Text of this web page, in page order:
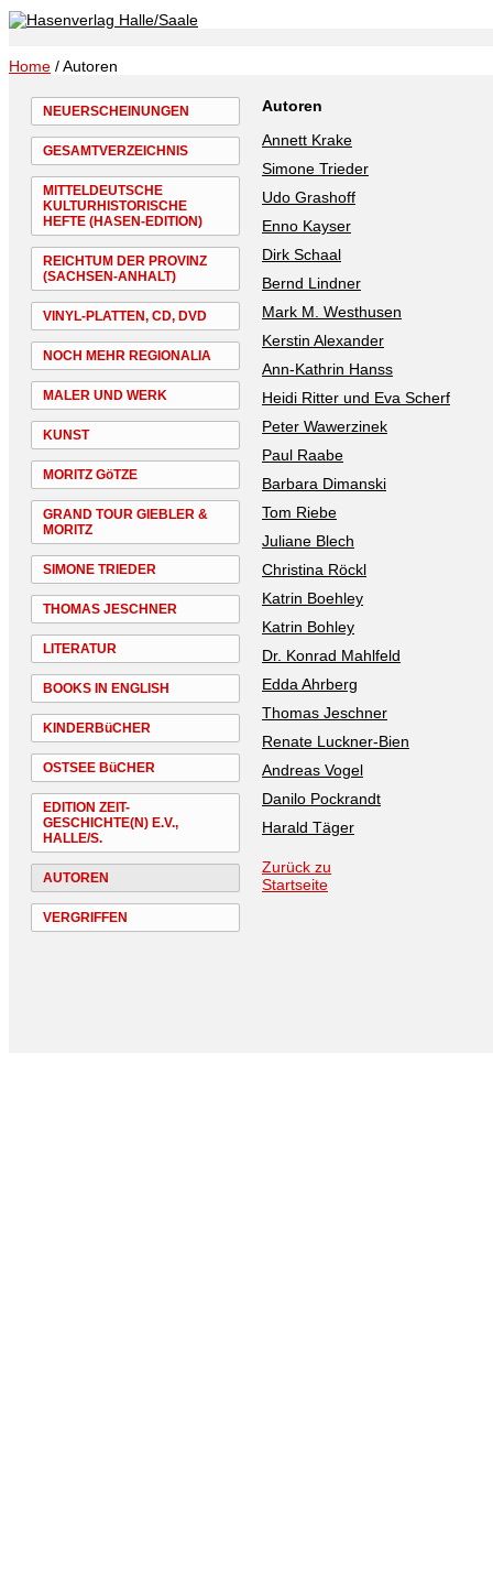
Home / Autoren
NEUERSCHEINUNGEN
GESAMTVERZEICHNIS
MITTELDEUTSCHE
KULTURHISTORISCHE
HEFTE (HASEN-EDITION)
REICHTUM DER PROVINZ
(SACHSEN-ANHALT)
VINYL-PLATTEN, CD, DVD
NOCH MEHR REGIONALIA
MALER UND WERK
KUNST
MORITZ GöTZE
GRAND TOUR GIEBLER &
MORITZ
SIMONE TRIEDER
THOMAS JESCHNER
LITERATUR
BOOKS IN ENGLISH
KINDERBüCHER
OSTSEE BüCHER
EDITION ZEIT-
GESCHICHTE(N) E.V.,
HALLE/S.
AUTOREN
VERGRIFFEN
Autoren
Annett Krake
Simone Trieder
Udo Grashoff
Enno Kayser
Dirk Schaal
Bernd Lindner
Mark M. Westhusen
Kerstin Alexander
Ann-Kathrin Hanss
Heidi Ritter und Eva Scherf
Peter Wawerzinek
Paul Raabe
Barbara Dimanski
Tom Riebe
Juliane Blech
Christina Röckl
Katrin Boehley
Katrin Bohley
Dr. Konrad Mahlfeld
Edda Ahrberg
Thomas Jeschner
Renate Luckner-Bien
Andreas Vogel
Danilo Pockrandt
Harald Täger
Zurück zu
Startseite